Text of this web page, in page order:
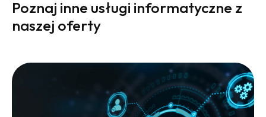
Poznaj inne usługi informatyczne z
naszej oferty